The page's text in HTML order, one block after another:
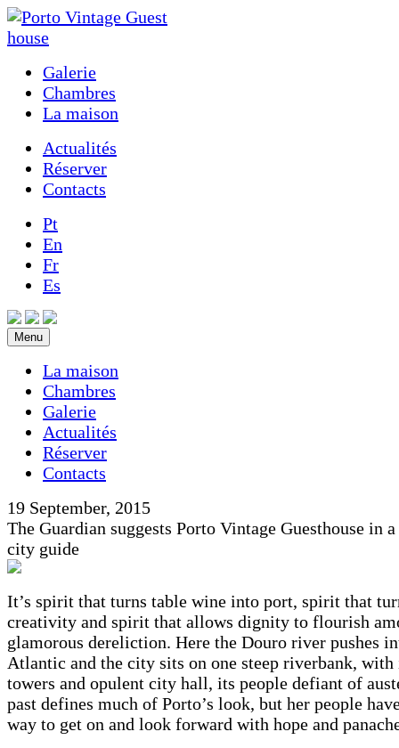
Galerie
Chambres
La maison
Actualités
Réserver
Contacts
Pt
En
Fr
Es
Menu
La maison
Chambres
Galerie
Actualités
Réserver
Contacts
19 September, 2015
The Guardian suggests Porto Vintage Guesthouse in
city guide
It’s spirit that turns table wine into port, spirit that
creativity and spirit that allows dignity to flourish
glamorous dereliction. Here the Douro river pushes
Atlantic and the city sits on one steep riverbank,
towers and opulent city hall, its people defiant of
past defines much of Porto’s look, but her people
way to get on and look forward with hope and